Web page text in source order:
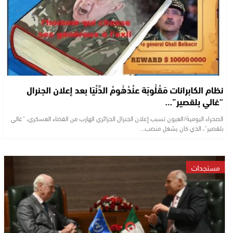
نظام الكابرانات مَقْلُوبَة عنْدْهُومْ الدَّنْيَا بعد إعلان الجنرال
“غالي بلقصير”…
الصحراء اليومية/العيون تسبب إعلان الجنرال الجزائري الهارب من القضاء العسكري، “غالي
بلقصير“، الذي كان يشغل منصب…
مستجدات